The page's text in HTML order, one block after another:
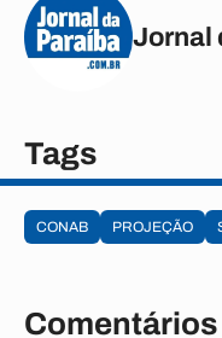
Jornal
Tags
CONAB PROJEÇÃO
Comentários